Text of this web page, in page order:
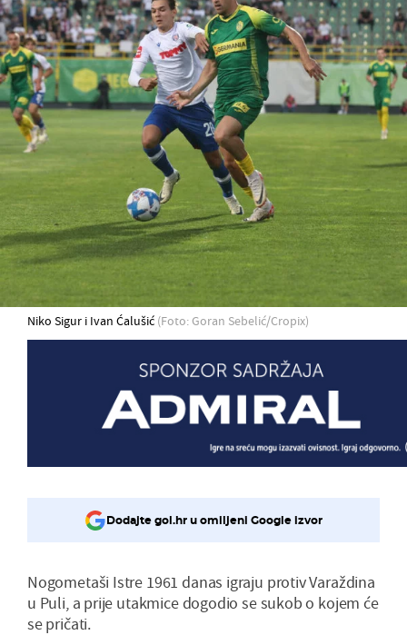
Niko Sigur i Ivan Ćalušić (Foto: Goran Sebelić/Cropix)
Dodajte gol.hr u omiljeni Google izvor
Nogometaši Istre 1961 danas igraju protiv Varaždina
u Puli, a prije utakmice dogodio se sukob o kojem će
se pričati.